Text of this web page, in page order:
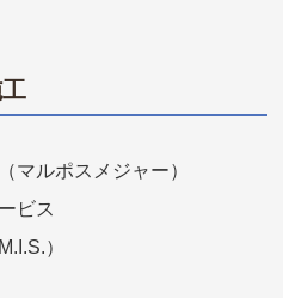
マルポスメジャー）
ビス
）